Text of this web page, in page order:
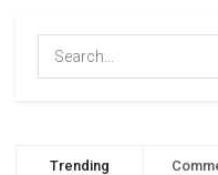
Trending